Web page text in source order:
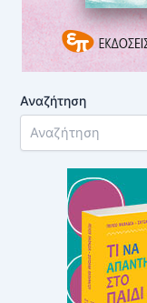
Αναζήτηση